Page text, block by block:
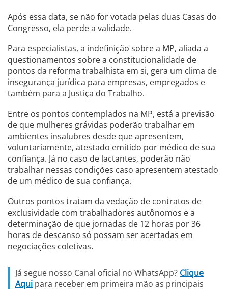
Após essa data, se não for votada pelas duas Casas do
Congresso, ela perde a validade.
Para especialistas, a indefinição sobre a MP, aliada a
questionamentos sobre a constitucionalidade de
pontos da reforma trabalhista em si, gera um clima de
insegurança jurídica para empresas, empregados e
também para a Justiça do Trabalho.
Entre os pontos contemplados na MP, está a previsão
de que mulheres grávidas poderão trabalhar em
ambientes insalubres desde que apresentem,
voluntariamente, atestado emitido por médico de sua
confiança. Já no caso de lactantes, poderão não
trabalhar nessas condições caso apresentem atestado
de um médico de sua confiança.
Outros pontos tratam da vedação de contratos de
exclusividade com trabalhadores autônomos e a
determinação de que jornadas de 12 horas por 36
horas de descanso só possam ser acertadas em
negociações coletivas.
Já segue nosso Canal oficial no WhatsApp? Clique
Aqui para receber em primeira mão as principais